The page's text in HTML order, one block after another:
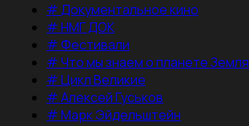
#Документальное кино
#НМГ ДОК
#Фестивали
#Что мы знаем о планете Земля
#Цикл Великие
#Алексей Гуськов
#Марк Эйдельштейн